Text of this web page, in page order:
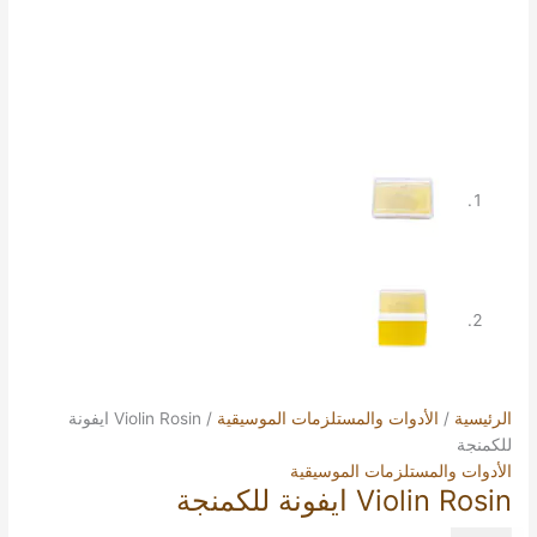
الرئيسية / الأدوات والمستلزمات الموسيقية
/ Violin Rosin ايفونة
للكمنجة
الأدوات والمستلزمات الموسيقية
Violin Rosin ايفونة للكمنجة